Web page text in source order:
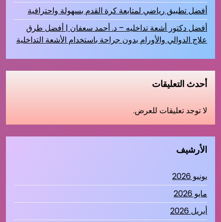
أفضل تطبيق رياضي لمتابعة كرة القدم بسهولة واحترافية
أفضل دكتور أشعة تداخليه – د. أحمد سعفان | أفضل طرق
علاج الدوالي والأورام بدون جراحة باستخدام الأشعة التداخلية
أحدث التعليقات
لا توجد تعليقات للعرض.
الأرشيف
يونيو 2026
مايو 2026
أبريل 2026